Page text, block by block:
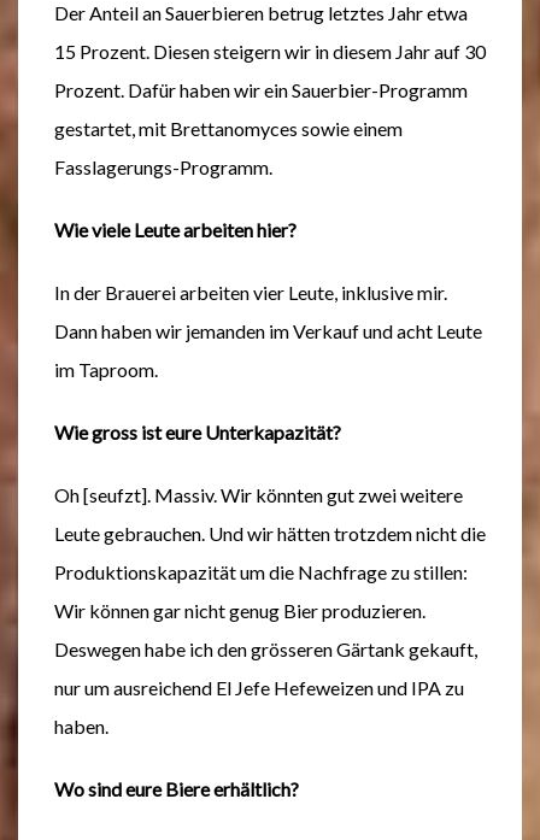
Der Anteil an Sauerbieren betrug letztes Jahr etwa
15 Prozent. Diesen steigern wir in diesem Jahr auf 30
Prozent. Dafür haben wir ein Sauerbier-Programm
gestartet, mit Brettanomyces sowie einem
Fasslagerungs-Programm.
Wie viele Leute arbeiten hier?
In der Brauerei arbeiten vier Leute, inklusive mir.
Dann haben wir jemanden im Verkauf und acht Leute
im Taproom.
Wie gross ist eure Unterkapazität?
Oh [seufzt]. Massiv. Wir könnten gut zwei weitere
Leute gebrauchen. Und wir hätten trotzdem nicht die
Produktionskapazität um die Nachfrage zu stillen:
Wir können gar nicht genug Bier produzieren.
Deswegen habe ich den grösseren Gärtank gekauft,
nur um ausreichend El Jefe Hefeweizen und IPA zu
haben.
Wo sind eure Biere erhältlich?